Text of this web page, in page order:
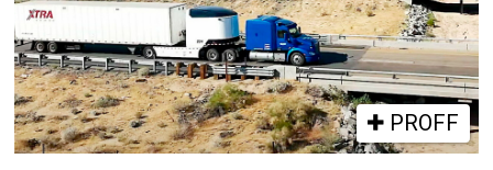
PROFF